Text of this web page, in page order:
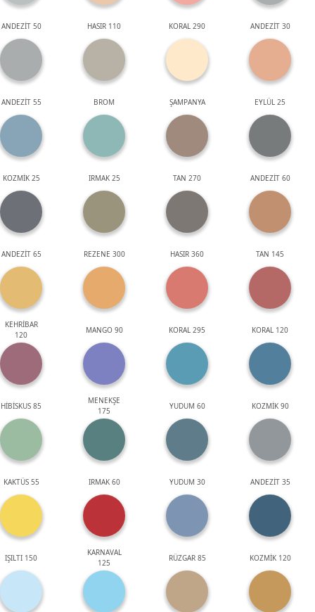
ANDEZİT 50 HASIR 110 KORAL 290 ANDEZİT 30
ANDEZİT 55 BROM ŞAMPANYA EYLÜL 25
KOZMİK 25 IRMAK 25 TAN 270 ANDEZİT 60
ANDEZİT 65 REZENE 300 HASIR 360 TAN 145
KEHRİBAR
120
MANGO 90 KORAL 295 KORAL 120
HİBİSKUS 85
MENEKŞE
175
YUDUM 60 KOZMİK 90
KAKTÜS 55 IRMAK 60 YUDUM 30 ANDEZİT 35
IŞILTI 150
KARNAVAL
125
RÜZGAR 85 KOZMİK 120